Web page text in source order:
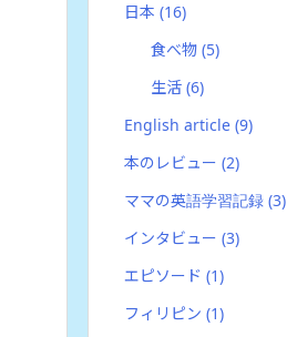
日本 (16)
食べ物(5)
生活(6)
English article (9)
本のレビュー (2)
ママの英語学習記録 (3)
インタビュー (3)
エピソード (1)
フィリピン (1)